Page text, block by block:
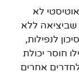
לא
שביציאה ללא
לנפילות,
חוסר יכולת
אחרים